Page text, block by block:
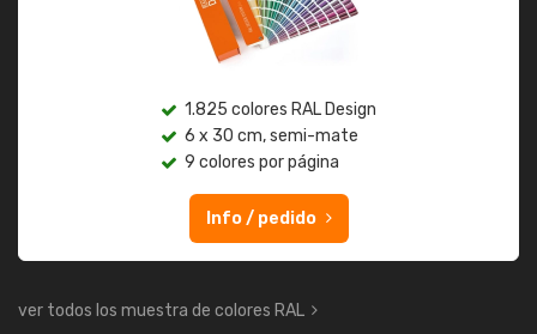
1.825 colores RAL Design
6 x 30 cm, semi-mate
9 colores por página
Info / pedido
ver todos los muestra de colores RAL